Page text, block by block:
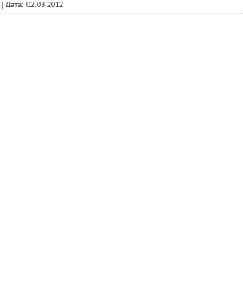
| Дата: 02.03.2012